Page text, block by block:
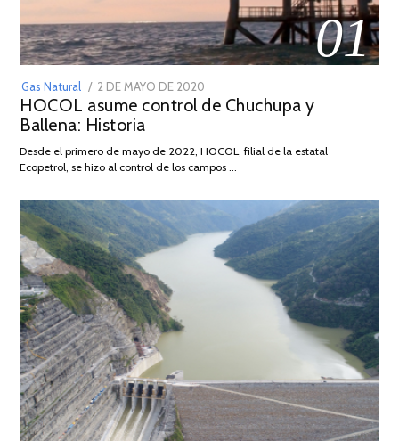
01
Gas Natural
POSTED
ON
2 DE MAYO DE 2020
DE
2026
HOCOL asume control de Chuchupa y
Ballena: Historia
Desde el primero de mayo de 2022, HOCOL, filial de la estatal
Ecopetrol, se hizo al control de los campos …